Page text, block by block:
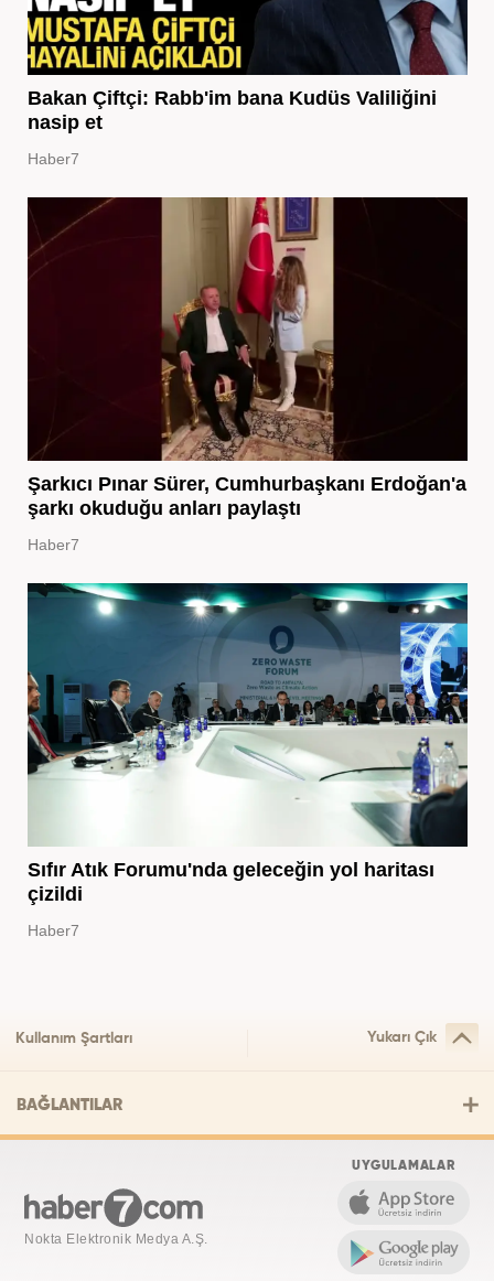
Bakan Çiftçi: Rabb'im bana Kudüs Valiliğini
nasip et
Haber7
Şarkıcı Pınar Sürer, Cumhurbaşkanı Erdoğan'a
şarkı okuduğu anları paylaştı
Haber7
Sıfır Atık Forumu'nda geleceğin yol haritası
çizildi
Haber7
Kullanım Şartları Yukarı Çık
BAĞLANTILAR
Nokta Elektronik Medya A.Ş.
UYGULAMALAR